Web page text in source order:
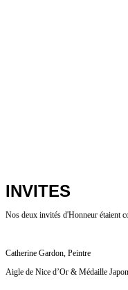
INVITES
Nos deux invités d'Honneur étaient
Catherine Gardon, Peintre
Aigle de Nice d’Or & Médaille